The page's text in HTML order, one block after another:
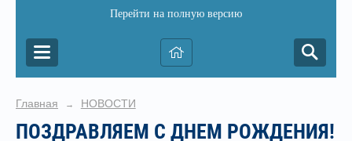
Перейти на полную версию
Главная → НОВОСТИ
ПОЗДРАВЛЯЕМ С ДНЕМ РОЖДЕНИЯ!